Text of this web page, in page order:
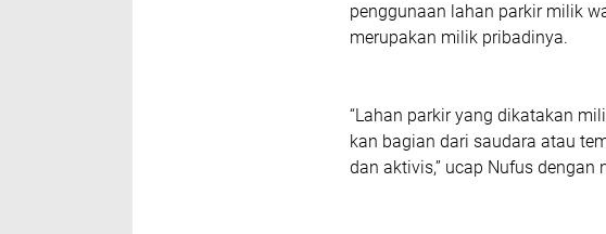
penggunaan lahan parkir milik
merupakan milik pribadinya.
“Lahan parkir yang dikatakan
kan bagian dari saudara atau
dan aktivis,” ucap Nufus dengan